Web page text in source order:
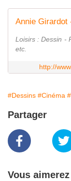
Annie Girardot
Loisirs : Dessin -
etc.
http://
#Dessins #Cinéma
Partager
Vous